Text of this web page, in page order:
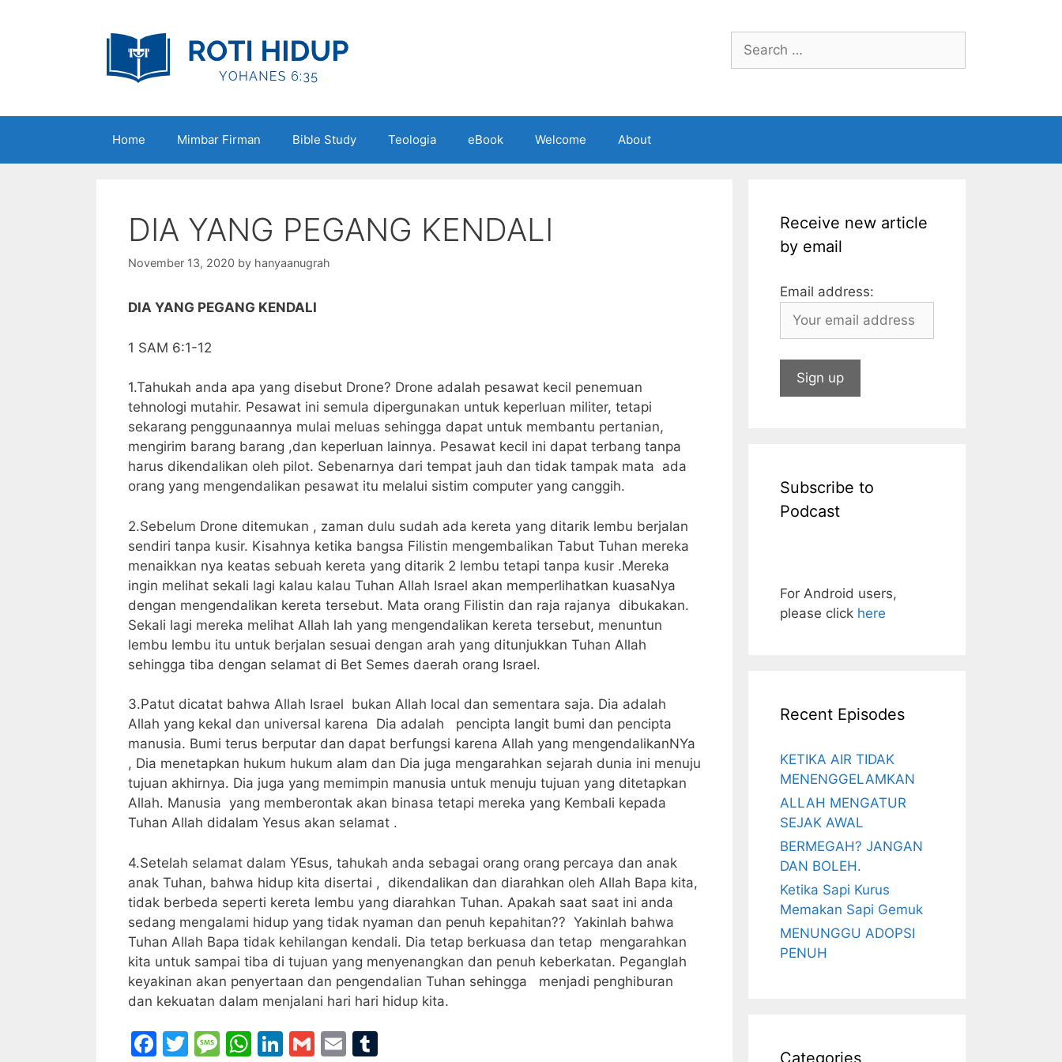
Search
for:
Home Mimbar Firman Bible Study Teologia eBook Welcome About
DIA YANG PEGANG KENDALI
November 13, 2020 by hanyaanugrah
DIA YANG PEGANG KENDALI
1 SAM 6:1-12
1.Tahukah anda apa yang disebut Drone? Drone adalah pesawat kecil penemuan
tehnologi mutahir. Pesawat ini semula dipergunakan untuk keperluan militer, tetapi
sekarang penggunaannya mulai meluas sehingga dapat untuk membantu pertanian,
mengirim barang barang ,dan keperluan lainnya. Pesawat kecil ini dapat terbang tanpa
harus dikendalikan oleh pilot. Sebenarnya dari tempat jauh dan tidak tampak mata ada
orang yang mengendalikan pesawat itu melalui sistim computer yang canggih.
2.Sebelum Drone ditemukan , zaman dulu sudah ada kereta yang ditarik lembu berjalan
sendiri tanpa kusir. Kisahnya ketika bangsa Filistin mengembalikan Tabut Tuhan mereka
menaikkan nya keatas sebuah kereta yang ditarik 2 lembu tetapi tanpa kusir .Mereka
ingin melihat sekali lagi kalau kalau Tuhan Allah Israel akan memperlihatkan kuasaNya
dengan mengendalikan kereta tersebut. Mata orang Filistin dan raja rajanya dibukakan.
Sekali lagi mereka melihat Allah lah yang mengendalikan kereta tersebut, menuntun
lembu lembu itu untuk berjalan sesuai dengan arah yang ditunjukkan Tuhan Allah
sehingga tiba dengan selamat di Bet Semes daerah orang Israel.
3.Patut dicatat bahwa Allah Israel bukan Allah local dan sementara saja. Dia adalah
Allah yang kekal dan universal karena Dia adalah pencipta langit bumi dan pencipta
manusia. Bumi terus berputar dan dapat berfungsi karena Allah yang mengendalikanNYa
, Dia menetapkan hukum hukum alam dan Dia juga mengarahkan sejarah dunia ini menuju
tujuan akhirnya. Dia juga yang memimpin manusia untuk menuju tujuan yang ditetapkan
Allah. Manusia yang memberontak akan binasa tetapi mereka yang Kembali kepada
Tuhan Allah didalam Yesus akan selamat .
4.Setelah selamat dalam YEsus, tahukah anda sebagai orang orang percaya dan anak
anak Tuhan, bahwa hidup kita disertai , dikendalikan dan diarahkan oleh Allah Bapa kita,
tidak berbeda seperti kereta lembu yang diarahkan Tuhan. Apakah saat saat ini anda
sedang mengalami hidup yang tidak nyaman dan penuh kepahitan?? Yakinlah bahwa
Tuhan Allah Bapa tidak kehilangan kendali. Dia tetap berkuasa dan tetap mengarahkan
kita untuk sampai tiba di tujuan yang menyenangkan dan penuh keberkatan. Peganglah
keyakinan akan penyertaan dan pengendalian Tuhan sehingga menjadi penghiburan
dan kekuatan dalam menjalani hari hari hidup kita.
F
T
M W Li G
E
Receive new article
by email
Email address:
Subscribe to
Podcast
For Android users,
please click here
Recent Episodes
KETIKA AIR TIDAK
MENENGGELAMKAN
ALLAH MENGATUR
SEJAK AWAL
BERMEGAH? JANGAN
DAN BOLEH.
Ketika Sapi Kurus
Memakan Sapi Gemuk
MENUNGGU ADOPSI
PENUH
Categories